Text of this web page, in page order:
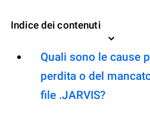
Indice dei contenuti
Quali sono le cause
perdita o del
file .JARVIS?